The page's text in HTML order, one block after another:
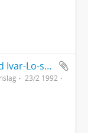
Manuskript till tacktal vid Ivar-Lo-stipendiets utdelning
23/2 1992